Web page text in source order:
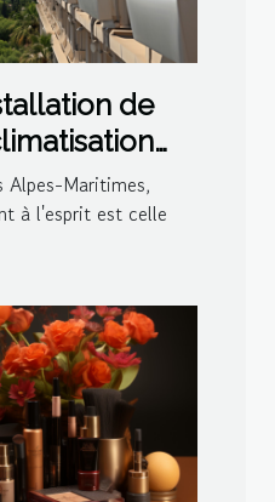
de
dans les
Alpes-Maritimes,
à l'esprit est celle